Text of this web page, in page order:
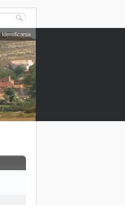
Identificarse